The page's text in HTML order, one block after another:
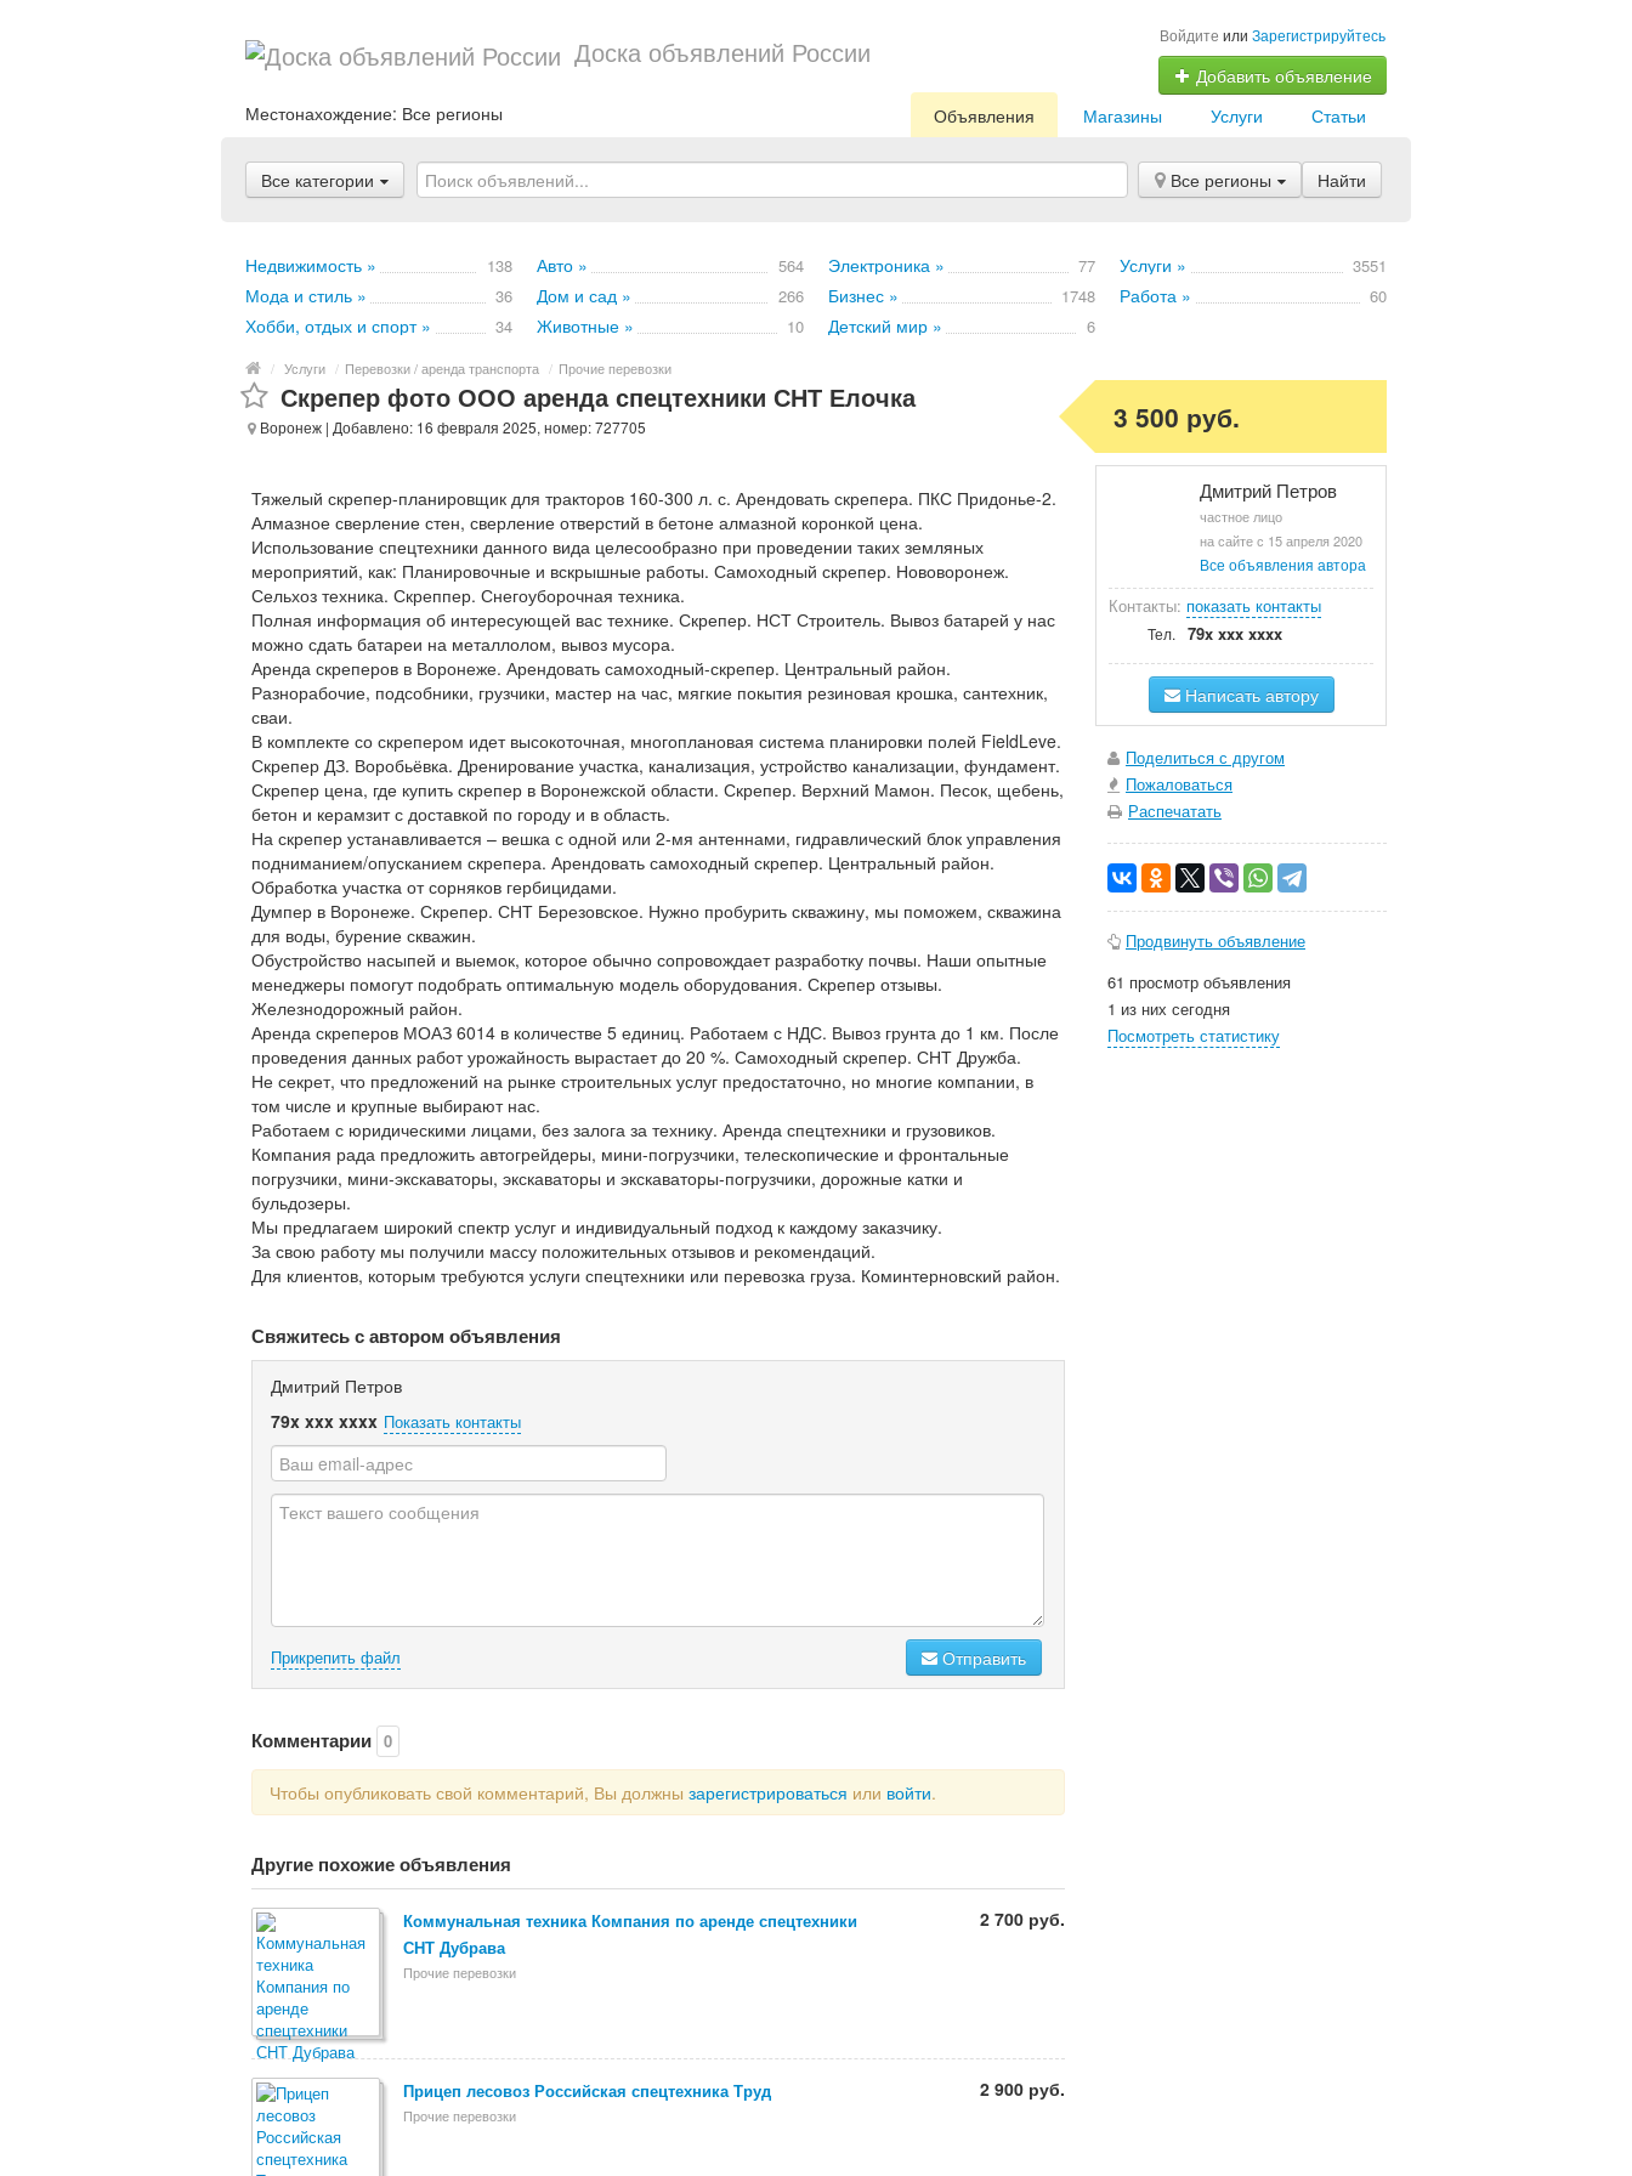
Доска объявлений России Войдите или Зарегистрируйтесь
Добавить объявление
Местонахождение: Все регионы Статьи
Услуги
Магазины
Объявления
Все категории Все регионы Найти
Недвижимость » 138 Авто » 564 Электроника » 77 Услуги » 3551
Мода и стиль » 36 Дом и сад » 266 Бизнес » 1748 Работа » 60
Хобби, отдых и спорт » 34 Животные » 10 Детский мир » 6
/ Услуги / Перевозки / аренда транспорта / Прочие перевозки
Скрепер фото ООО аренда спецтехники СНТ Елочка
Воронеж | Добавлено: 16 февраля 2025, номер: 727705
Тяжелый скрепер-планировщик для тракторов 160-300 л. с. Арендовать скрепера. ПКС Придонье-2.
Алмазное сверление стен, сверление отверстий в бетоне алмазной коронкой цена.
Использование спецтехники данного вида целесообразно при проведении таких земляных
мероприятий, как: Планировочные и вскрышные работы. Самоходный скрепер. Нововоронеж.
Сельхоз техника. Скреппер. Снегоуборочная техника.
Полная информация об интересующей вас технике. Скрепер. НСТ Строитель. Вывоз батарей у нас
можно сдать батареи на металлолом, вывоз мусора.
Аренда скреперов в Воронеже. Арендовать самоходный-скрепер. Центральный район.
Разнорабочие, подсобники, грузчики, мастер на час, мягкие покытия резиновая крошка, сантехник,
сваи.
В комплекте со скрепером идет высокоточная, многоплановая система планировки полей FieldLeve.
Скрепер ДЗ. Воробьёвка. Дренирование участка, канализация, устройство канализации, фундамент.
Скрепер цена, где купить скрепер в Воронежской области. Скрепер. Верхний Мамон. Песок, щебень,
бетон и керамзит с доставкой по городу и в область.
На скрепер устанавливается – вешка с одной или 2-мя антеннами, гидравлический блок управления
подниманием/опусканием скрепера. Арендовать самоходный скрепер. Центральный район.
Обработка участка от сорняков гербицидами.
Думпер в Воронеже. Скрепер. СНТ Березовское. Нужно пробурить скважину, мы поможем, скважина
для воды, бурение скважин.
Обустройство насыпей и выемок, которое обычно сопровождает разработку почвы. Наши опытные
менеджеры помогут подобрать оптимальную модель оборудования. Скрепер отзывы.
Железнодорожный район.
Аренда скреперов МОАЗ 6014 в количестве 5 единиц. Работаем с НДС. Вывоз грунта до 1 км. После
проведения данных работ урожайность вырастает до 20 %. Самоходный скрепер. СНТ Дружба.
Не секрет, что предложений на рынке строительных услуг предостаточно, но многие компании, в
том числе и крупные выбирают нас.
Работаем с юридическими лицами, без залога за технику. Аренда спецтехники и грузовиков.
Компания рада предложить автогрейдеры, мини-погрузчики, телескопические и фронтальные
погрузчики, мини-экскаваторы, экскаваторы и экскаваторы-погрузчики, дорожные катки и
бульдозеры.
Мы предлагаем широкий спектр услуг и индивидуальный подход к каждому заказчику.
За свою работу мы получили массу положительных отзывов и рекомендаций.
Для клиентов, которым требуются услуги спецтехники или перевозка груза. Коминтерновский район.
Свяжитесь с автором объявления
Дмитрий Петров
79x xxx xxxx Показать контакты
Прикрепить файл Отправить
Комментарии 0
Чтобы опубликовать свой комментарий, Вы должны зарегистрироваться или войти.
Другие похожие объявления
Коммунальная техника Компания по аренде спецтехники
СНТ Дубрава
Прочие перевозки
2 700 руб.
Прицеп лесовоз Российская спецтехника Труд
Прочие перевозки
2 900 руб.
3 500 руб.
Дмитрий Петров
частное лицо
на сайте с 15 апреля 2020
Все объявления автора
Контакты: показать контакты
Тел. 79x xxx xxxx
Написать автору
Поделиться с другом
Пожаловаться
Распечатать
Продвинуть объявление
61 просмотр объявления
1 из них сегодня
Посмотреть статистику